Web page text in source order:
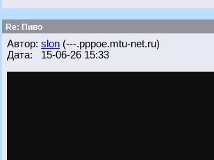
Re: Пиво
Автор: slon (---.pppoe.mtu-net.ru)
Дата: 15-06-26 15:33